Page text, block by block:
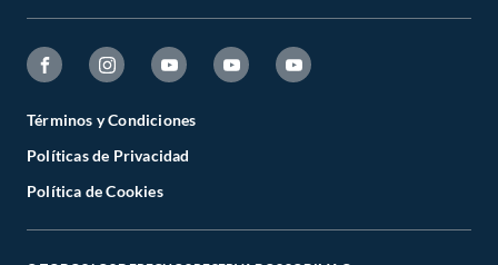
Términos y Condiciones
Políticas de Privacidad
Política de Cookies